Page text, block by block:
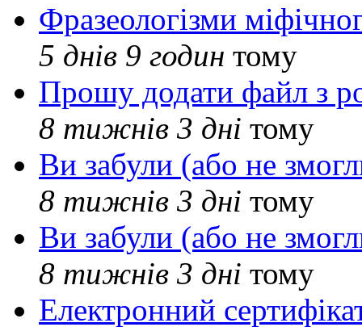
Фразеологізми
5 днів 9 годин тому
Прошу додати файл з
8 тижнів 3 дні тому
Ви забули (або не
8 тижнів 3 дні тому
Ви забули (або не
8 тижнів 3 дні тому
Електронний